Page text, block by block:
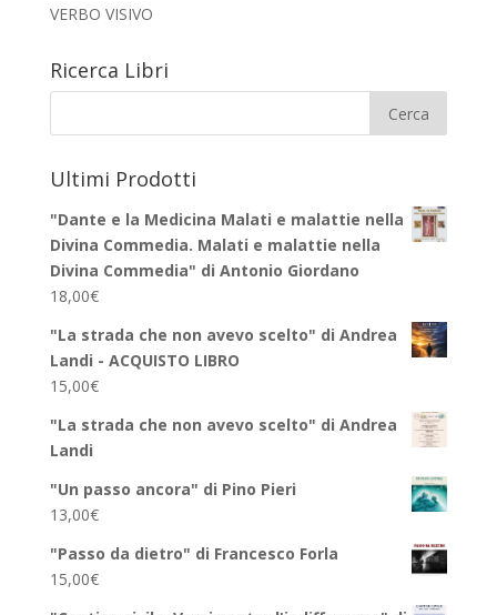
VERBO VISIVO
Ricerca Libri
Ultimi Prodotti
"Dante e la Medicina Malati e malattie nella
Divina Commedia. Malati e malattie nella
Divina Commedia" di Antonio Giordano
18,00€
"La strada che non avevo scelto" di Andrea
Landi - ACQUISTO LIBRO
15,00€
"La strada che non avevo scelto" di Andrea
Landi
"Un passo ancora" di Pino Pieri
13,00€
"Passo da dietro" di Francesco Forla
15,00€